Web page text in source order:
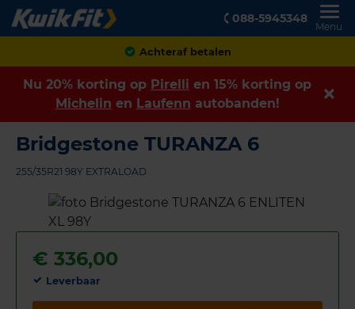
088-5945348
Menu
Achteraf betalen
Nu 20% korting op Pirelli en 15% korting op
Michelin en Laufenn autobanden!
Bridgestone TURANZA 6
255/35R21 98Y EXTRALOAD
€ 336,00
Leverbaar